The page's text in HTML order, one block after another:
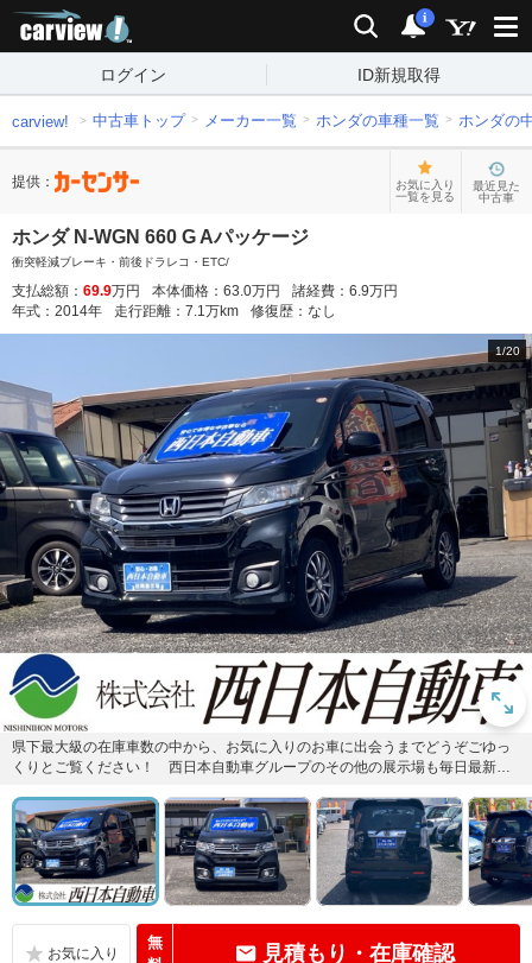
検索 通知
i
ログイン ID新規取得
carview! 中古車トップ メーカー一覧 ホンダの車種一覧 ホンダの
提供：
お気に入り
一覧を見る
最近見た
中古車
ホンダ N-WGN 660 G Aパッケージ
衝突軽減ブレーキ・前後ドラレコ・ETC/
支払総額： 69.9万円 本体価格： 63.0万円 諸経費： 6.9万円
年式： 2014年 走行距離： 7.1万km 修復歴： なし
1/20
県下最大級の在庫車数の中から、お気に入りのお車に出会うまでどうぞごゆっ
くりとご覧ください！ 西日本自動車グループのその他の展示場も毎日最新の
無
見積もり・在庫確認